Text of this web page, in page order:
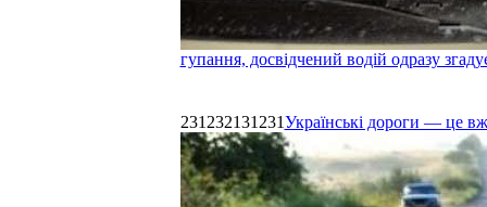
гупання, досвідчений водій одразу
231232131231Українські дороги — це